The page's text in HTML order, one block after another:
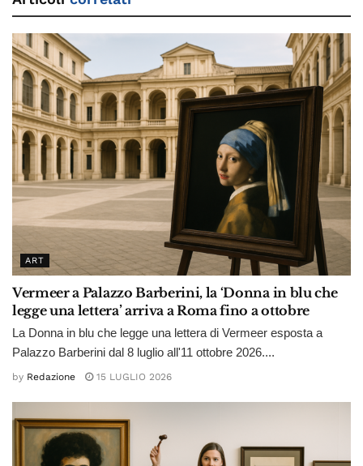
ART
Vermeer a Palazzo Barberini, la ‘Donna in blu che
legge una lettera’ arriva a Roma fino a ottobre
La Donna in blu che legge una lettera di Vermeer esposta a
Palazzo Barberini dal 8 luglio all'11 ottobre 2026....
by Redazione 15 LUGLIO 2026